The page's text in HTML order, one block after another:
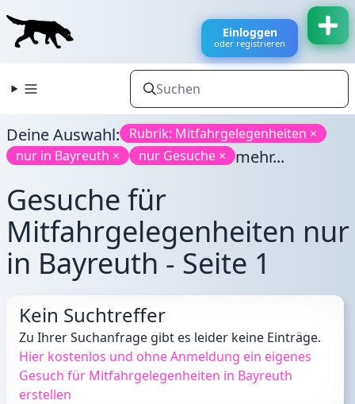
Einloggen
oder registrieren
Deine Auswahl:
Rubrik: Mitfahrgelegenheiten ×
nur in Bayreuth ×
nur Gesuche × mehr...
Gesuche für
Mitfahrgelegenheiten nur
in Bayreuth - Seite 1
Kein Suchtreffer
Zu Ihrer Suchanfrage gibt es leider keine Einträge.
Hier kostenlos und ohne Anmeldung ein eigenes
Gesuch für Mitfahrgelegenheiten in Bayreuth
erstellen